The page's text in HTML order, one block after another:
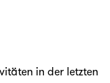
in der letzten